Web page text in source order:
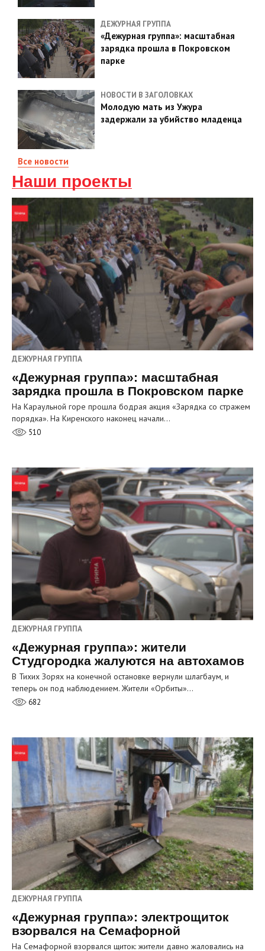
ДЕЖУРНАЯ ГРУППА
«Дежурная группа»: масштабная
зарядка прошла в Покровском
парке
НОВОСТИ В ЗАГОЛОВКАХ
Молодую мать из Ужура
задержали за убийство младенца
Все новости
Наши проекты
ДЕЖУРНАЯ ГРУППА
«Дежурная группа»: масштабная
зарядка прошла в Покровском парке
На Караульной горе прошла бодрая акция «Зарядка со стражем
порядка». На Киренского наконец начали…
510
ДЕЖУРНАЯ ГРУППА
«Дежурная группа»: жители
Студгородка жалуются на автохамов
В Тихих Зорях на конечной остановке вернули шлагбаум, и
теперь он под наблюдением. Жители «Орбиты»…
682
ДЕЖУРНАЯ ГРУППА
«Дежурная группа»: электрощиток
взорвался на Семафорной
На Семафорной взорвался щиток: жители давно жаловались на